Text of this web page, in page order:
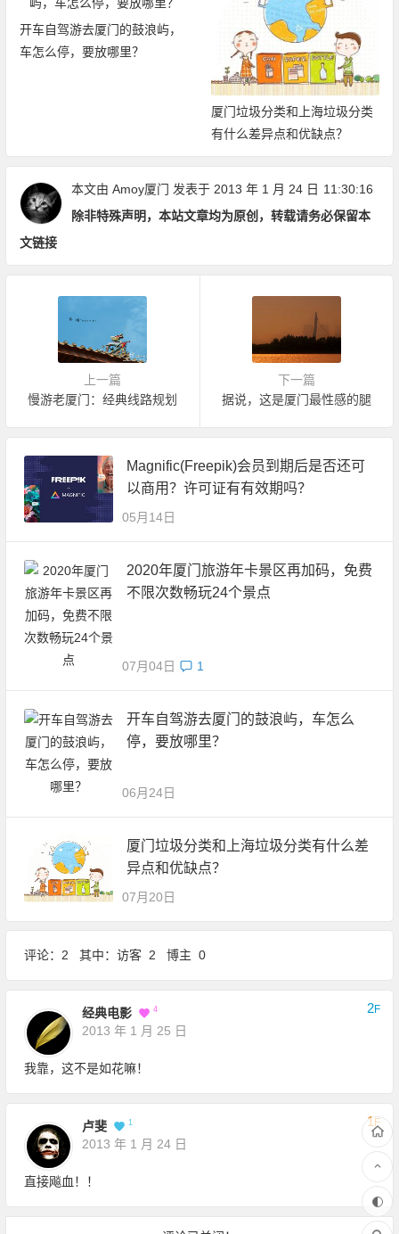
屿，
厦门垃圾分类和上海垃圾分类
2019厦门旅游年卡：免
限次畅玩厦门21大景区
本文由 Amoy厦门 发表于 2013 年 1 月 24 日 11:30:16
除非特殊声明，本站文章均为原创，转载请务必保留本
文链接
上一篇
慢游老厦门：经典线路规划
下一篇
据说，这是厦门最性感的腿
Magnific(Freepik)会员到期后是否还可
以商用？许可证有有效期吗？
05月14日
2020年厦门旅游年卡景区再加码，免费
不限次数畅玩24个景点
07月04日 1
开车自驾游去厦门的鼓浪屿，车怎么
停，要放哪里？
06月24日
厦门垃圾分类和上海垃圾分类有什么差
异点和优缺点？
07月20日
评论：2 其中：访客 2 博主 0
经典电影 4
2013 年 1 月 25 日
2F
我靠，这不是如花嘛！
卢斐 1
2013 年 1 月 24 日
1F
直接飚血！！